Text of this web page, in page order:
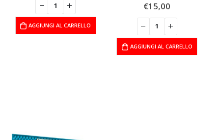
AGGIUNGI AL CARRELLO
€15,00
AGGIUNGI AL CARRELLO